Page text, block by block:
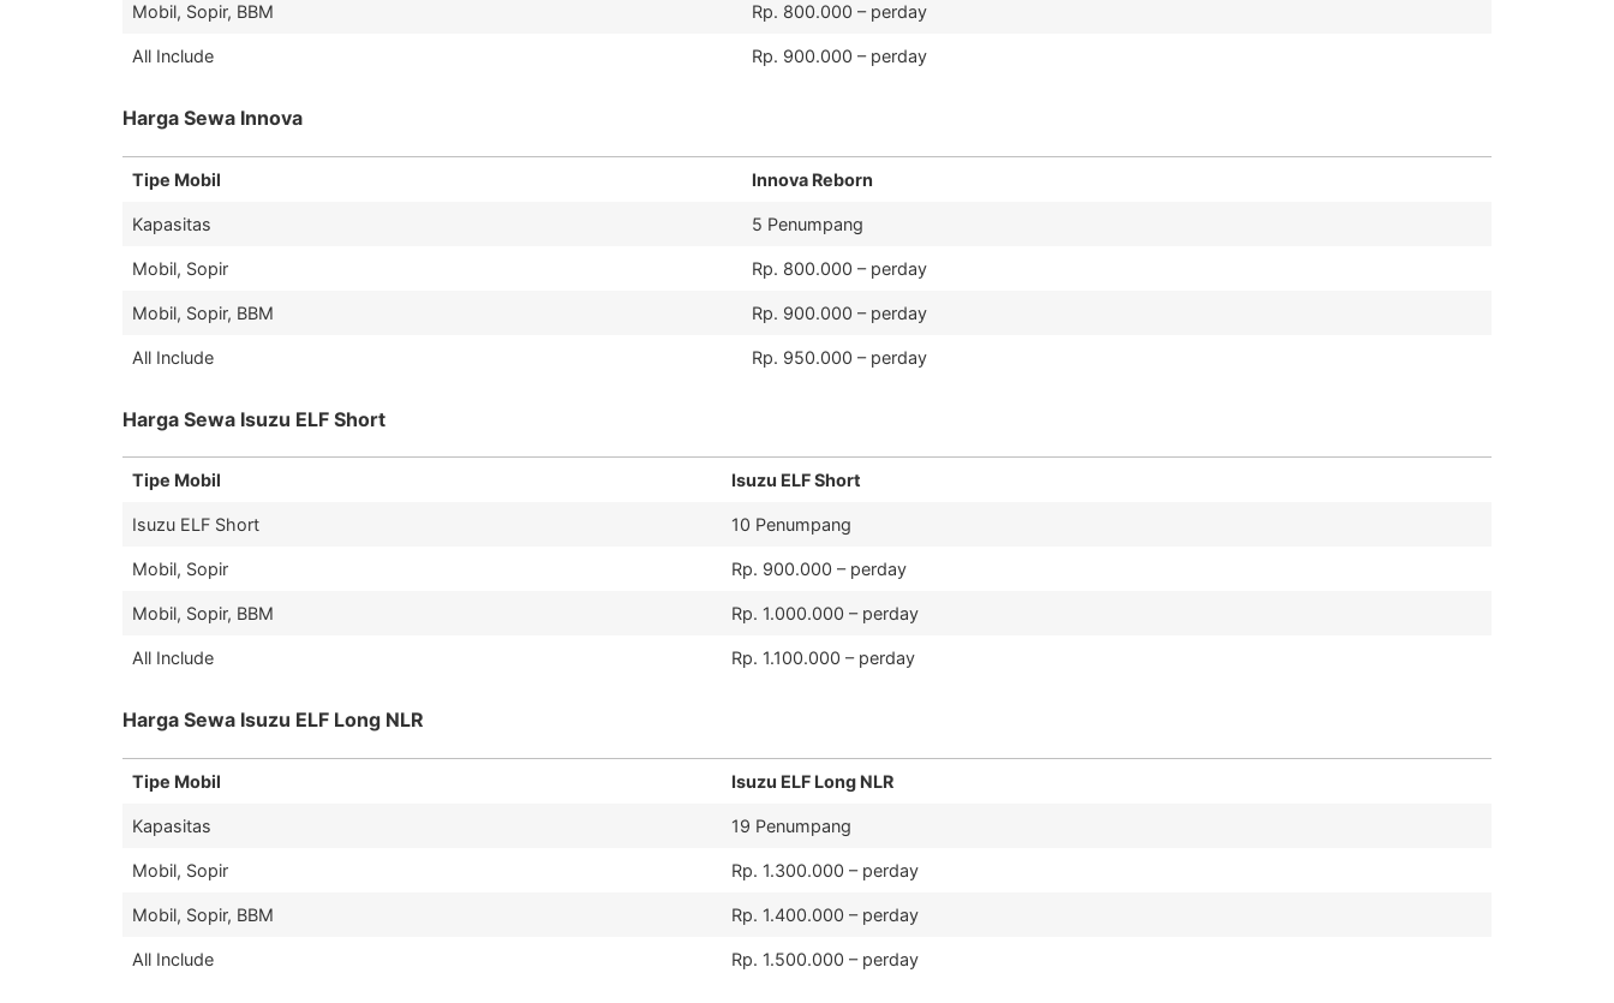
Mobil, Sopir, BBM Rp. 800.000 – perday
All Include Rp. 900.000 – perday
Harga Sewa Innova
Tipe Mobil Innova Reborn
Kapasitas 5 Penumpang
Mobil, Sopir Rp. 800.000 – perday
Mobil, Sopir, BBM Rp. 900.000 – perday
All Include Rp. 950.000 – perday
Harga Sewa Isuzu ELF Short
Tipe Mobil Isuzu ELF Short
Isuzu ELF Short 10 Penumpang
Mobil, Sopir Rp. 900.000 – perday
Mobil, Sopir, BBM Rp. 1.000.000 – perday
All Include Rp. 1.100.000 – perday
Harga Sewa Isuzu ELF Long NLR
Tipe Mobil Isuzu ELF Long NLR
Kapasitas 19 Penumpang
Mobil, Sopir Rp. 1.300.000 – perday
Mobil, Sopir, BBM Rp. 1.400.000 – perday
All Include Rp. 1.500.000 – perday